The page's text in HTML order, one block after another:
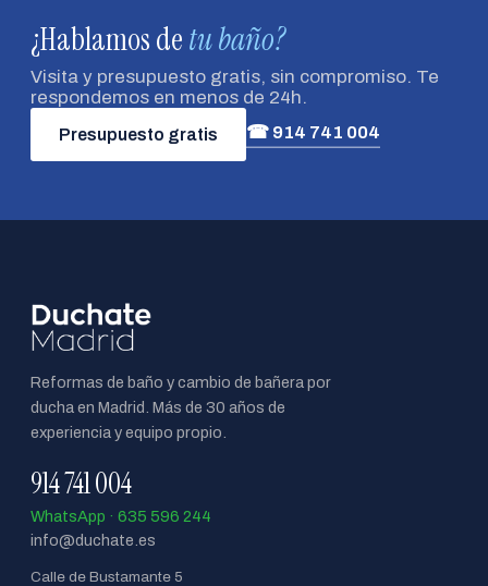
¿Hablamos detu baño?
Visita y presupuesto gratis, sin compromiso. Te
respondemos en menos de 24h.
Presupuesto gratis ☎ 914 741 004
Reformas de baño y cambio de bañera por
ducha en Madrid. Más de 30 años de
experiencia y equipo propio.
914 741 004
WhatsApp · 635 596 244
info@duchate.es
Calle de Bustamante 5